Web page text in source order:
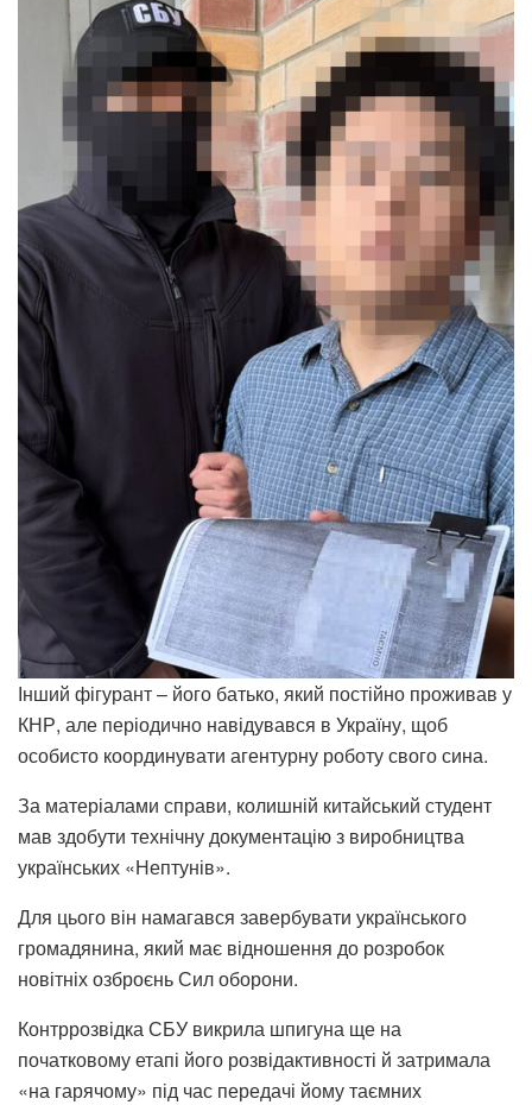
Інший фігурант – його батько, який постійно проживав у
КНР, але періодично навідувався в Україну, щоб
особисто координувати агентурну роботу свого сина.
За матеріалами справи, колишній китайський студент
мав здобути технічну документацію з виробництва
українських «Нептунів».
Для цього він намагався завербувати українського
громадянина, який має відношення до розробок
новітніх озброєнь Сил оборони.
Контррозвідка СБУ викрила шпигуна ще на
початковому етапі його розвідактивності й затримала
«на гарячому» під час передачі йому таємних